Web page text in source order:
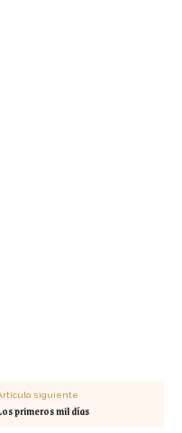
siguiente
primeros mil días